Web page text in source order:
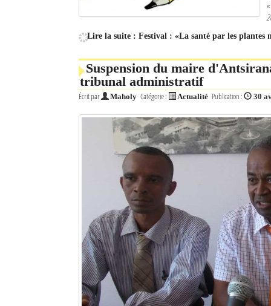
Lire la suite : Festival : «La santé par les plantes
Suspension du maire
tribunal administratif
Écrit par Maholy Catégorie : Actualité Publication : 30